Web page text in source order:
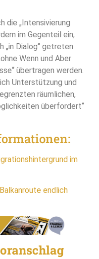
die „Intensivierung
im Gegenteil ein,
„in Dialog“ getreten
Wenn und Aber
übertragen werden.
Unterstützung und
räumlichen,
überfordert“
im
endlich